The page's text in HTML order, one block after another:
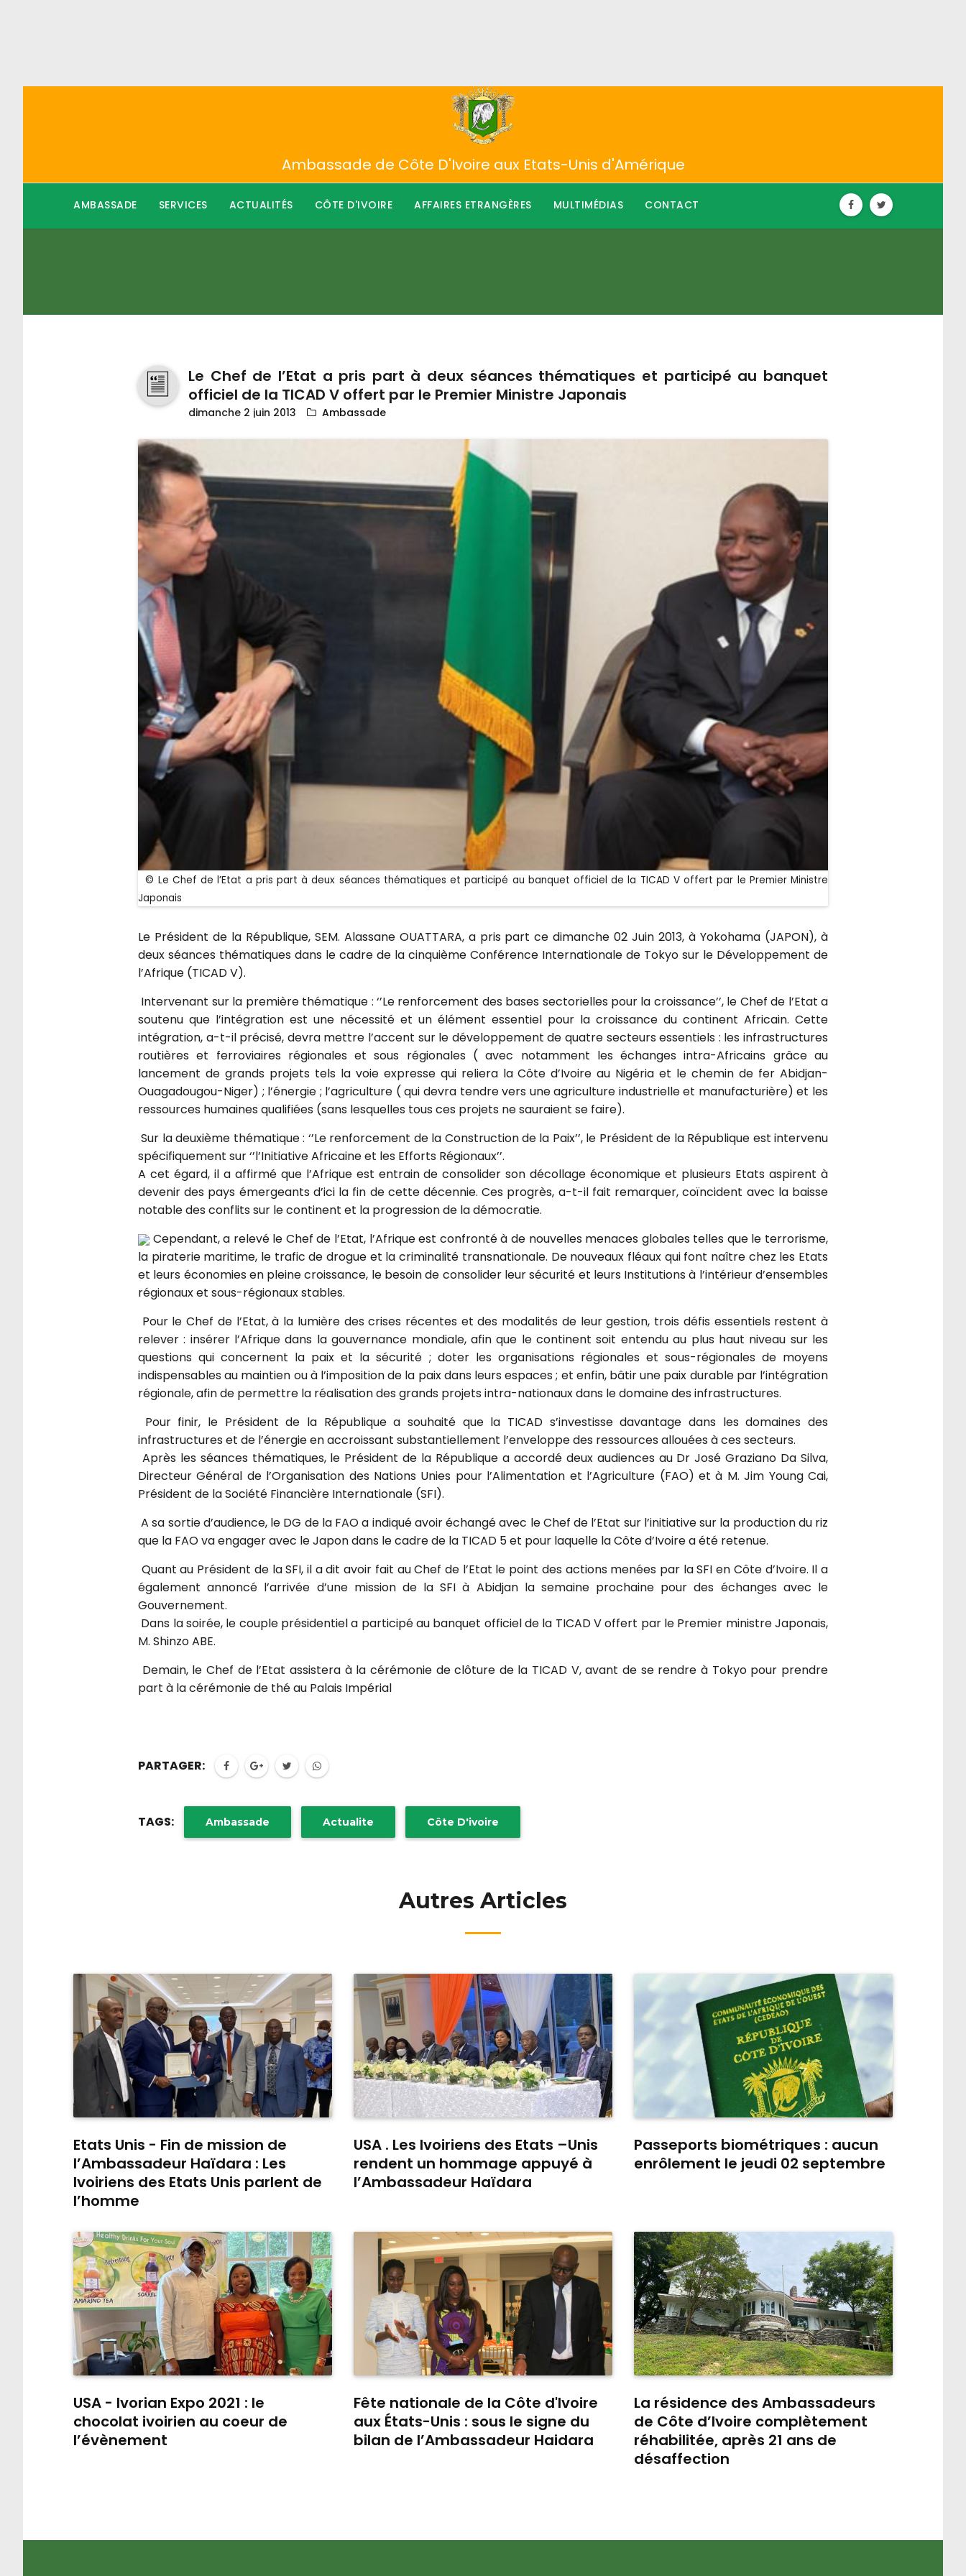
Ambassade de Côte D'Ivoire aux Etats-Unis d'Amérique
AMBASSADE SERVICES ACTUALITÉS CÔTE D'IVOIRE AFFAIRES ETRANGÈRES MULTIMÉDIAS CONTACT
Le Chef de l’Etat a pris part à deux séances thématiques et participé au banquet
officiel de la TICAD V offert par le Premier Ministre Japonais
dimanche 2 juin 2013 Ambassade
© Le Chef de l’Etat a pris part à deux séances thématiques et participé au banquet officiel de la TICAD V offert par le Premier Ministre
Japonais
Le Président de la République, SEM. Alassane OUATTARA, a pris part ce dimanche 02 Juin 2013, à Yokohama (JAPON), à
deux séances thématiques dans le cadre de la cinquième Conférence Internationale de Tokyo sur le Développement de
l’Afrique (TICAD V).
Intervenant sur la première thématique : ‘’Le renforcement des bases sectorielles pour la croissance’’, le Chef de l’Etat a
soutenu que l’intégration est une nécessité et un élément essentiel pour la croissance du continent Africain. Cette
intégration, a-t-il précisé, devra mettre l’accent sur le développement de quatre secteurs essentiels : les infrastructures
routières et ferroviaires régionales et sous régionales ( avec notamment les échanges intra-Africains grâce au
lancement de grands projets tels la voie expresse qui reliera la Côte d’Ivoire au Nigéria et le chemin de fer Abidjan-
Ouagadougou-Niger) ; l’énergie ; l’agriculture ( qui devra tendre vers une agriculture industrielle et manufacturière) et les
ressources humaines qualifiées (sans lesquelles tous ces projets ne sauraient se faire).
Sur la deuxième thématique : ‘’Le renforcement de la Construction de la Paix’’, le Président de la République est intervenu
spécifiquement sur ‘’l’Initiative Africaine et les Efforts Régionaux’’.
A cet égard, il a affirmé que l’Afrique est entrain de consolider son décollage économique et plusieurs Etats aspirent à
devenir des pays émergeants d’ici la fin de cette décennie. Ces progrès, a-t-il fait remarquer, coïncident avec la baisse
notable des conflits sur le continent et la progression de la démocratie.
Cependant, a relevé le Chef de l’Etat, l’Afrique est confronté à de nouvelles menaces globales telles que le terrorisme,
la piraterie maritime, le trafic de drogue et la criminalité transnationale. De nouveaux fléaux qui font naître chez les Etats
et leurs économies en pleine croissance, le besoin de consolider leur sécurité et leurs Institutions à l’intérieur d’ensembles
régionaux et sous-régionaux stables.
Pour le Chef de l’Etat, à la lumière des crises récentes et des modalités de leur gestion, trois défis essentiels restent à
relever : insérer l’Afrique dans la gouvernance mondiale, afin que le continent soit entendu au plus haut niveau sur les
questions qui concernent la paix et la sécurité ; doter les organisations régionales et sous-régionales de moyens
indispensables au maintien ou à l’imposition de la paix dans leurs espaces ; et enfin, bâtir une paix durable par l’intégration
régionale, afin de permettre la réalisation des grands projets intra-nationaux dans le domaine des infrastructures.
Pour finir, le Président de la République a souhaité que la TICAD s’investisse davantage dans les domaines des
infrastructures et de l’énergie en accroissant substantiellement l’enveloppe des ressources allouées à ces secteurs.
Après les séances thématiques, le Président de la République a accordé deux audiences au Dr José Graziano Da Silva,
Directeur Général de l’Organisation des Nations Unies pour l’Alimentation et l’Agriculture (FAO) et à M. Jim Young Cai,
Président de la Société Financière Internationale (SFI).
A sa sortie d’audience, le DG de la FAO a indiqué avoir échangé avec le Chef de l’Etat sur l’initiative sur la production du riz
que la FAO va engager avec le Japon dans le cadre de la TICAD 5 et pour laquelle la Côte d’Ivoire a été retenue.
Quant au Président de la SFI, il a dit avoir fait au Chef de l’Etat le point des actions menées par la SFI en Côte d’Ivoire. Il a
également annoncé l’arrivée d’une mission de la SFI à Abidjan la semaine prochaine pour des échanges avec le
Gouvernement.
Dans la soirée, le couple présidentiel a participé au banquet officiel de la TICAD V offert par le Premier ministre Japonais,
M. Shinzo ABE.
Demain, le Chef de l’Etat assistera à la cérémonie de clôture de la TICAD V, avant de se rendre à Tokyo pour prendre
part à la cérémonie de thé au Palais Impérial
PARTAGER:
TAGS: Ambassade Actualite Côte D'ivoire
Autres Articles
Etats Unis - Fin de mission de
l’Ambassadeur Haïdara : Les
Ivoiriens des Etats Unis parlent de
l’homme
USA . Les Ivoiriens des Etats –Unis
rendent un hommage appuyé à
l’Ambassadeur Haïdara
Passeports biométriques : aucun
enrôlement le jeudi 02 septembre
USA - Ivorian Expo 2021 : le
chocolat ivoirien au coeur de
l’évènement
Fête nationale de la Côte d'Ivoire
aux États-Unis : sous le signe du
bilan de l’Ambassadeur Haidara
La résidence des Ambassadeurs
de Côte d’Ivoire complètement
réhabilitée, après 21 ans de
désaffection